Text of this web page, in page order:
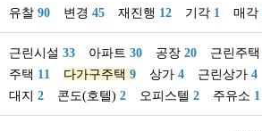
유찰 90 변경 45 재진행 12 기각 1 매각
근린시설 33 아파트 30 공장 20 근린주택
주택 11 다가구주택 9 상가 4 근린상가 4
대지 2 콘도(호텔) 2 오피스텔 2 주유소 1